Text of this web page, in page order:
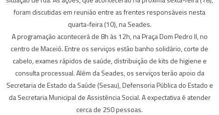
foram discutidas em reunião entre as frentes responsáveis nesta
quarta-feira (10), na Seades.
A programação acontecerá de 8h às 12h, na Praça Dom Pedro II, no
centro de Maceió. Entre os serviços estão banho solidário, corte de
cabelo, exames rápidos de saúde, distribuição de kits de higiene e
consulta processual. Além da Seades, os serviços terão apoio da
Secretaria de Estado da Saúde (Sesau), Defensoria Pública do Estado e
da Secretaria Municipal de Assistência Social. A expectativa é atender
cerca de 250 pessoas.